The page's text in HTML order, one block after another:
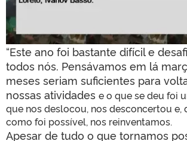
“Este ano foi bastante difícil e
todos nós. Pensávamos em lá
meses seriam suficientes para
nossas atividades e o que se deu foi
que nos deslocou, nos desconcertou e,
como foi possível, nos reinventamos.
Apesar de tudo o que tornamos